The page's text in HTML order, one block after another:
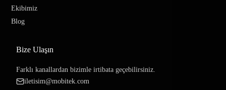
Ekibimiz
Blog
Bize Ulaşın
Farklı kanallardan bizimle irtibata geçebilirsiniz.
iletisim@mobitek.com